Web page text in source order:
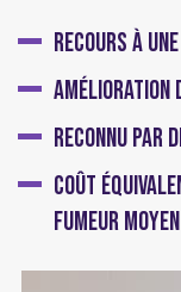
RECOURS À
AMÉLIORATION
RECONNU PAR
COÛT
FUMEUR MOYEN